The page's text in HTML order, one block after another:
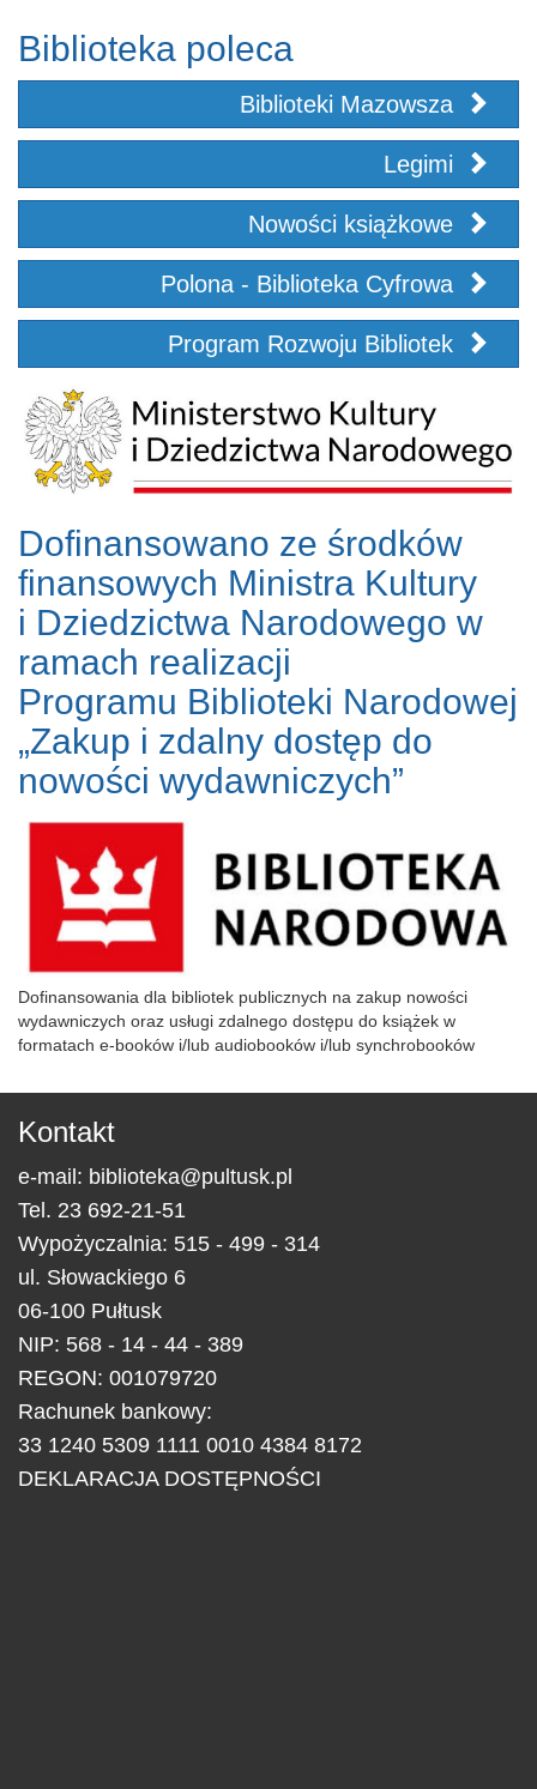
Biblioteka poleca
Biblioteki Mazowsza
Legimi
Nowości książkowe
Polona - Biblioteka Cyfrowa
Program Rozwoju Bibliotek
Dofinansowano ze środków
finansowych Ministra Kultury
i Dziedzictwa Narodowego w
ramach realizacji
Programu Biblioteki Narodowej
„Zakup i zdalny dostęp do
nowości wydawniczych”
Dofinansowania dla bibliotek publicznych na zakup nowości
wydawniczych oraz usługi zdalnego dostępu do książek w
formatach e-booków i/lub audiobooków i/lub synchrobooków
Kontakt
e-mail: biblioteka@pultusk.pl
Tel. 23 692-21-51
Wypożyczalnia: 515 - 499 - 314
ul. Słowackiego 6
06-100 Pułtusk
NIP: 568 - 14 - 44 - 389
REGON: 001079720
Rachunek bankowy:
33 1240 5309 1111 0010 4384 8172
DEKLARACJA DOSTĘPNOŚCI